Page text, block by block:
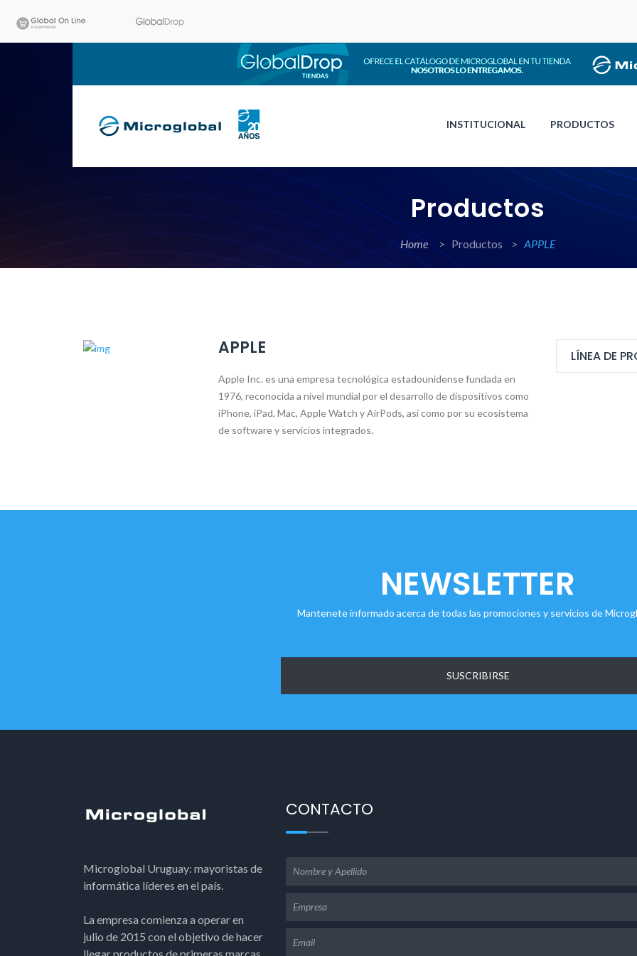
INSTITUCIONAL PRODUCTOS
Productos
Home> Productos > APPLE
APPLE
Apple Inc. es una empresa tecnológica estadounidense fundada en
1976, reconocida a nivel mundial por el desarrollo de dispositivos como
iPhone, iPad, Mac, Apple Watch y AirPods, así como por su ecosistema
de software y servicios integrados.
LÍNEA DE
NEWSLETTER
Mantenete informado acerca de todas las promociones y servicios de
SUSCRIBIRSE
Microglobal Uruguay: mayoristas de
informática líderes en el país.
La empresa comienza a operar en
julio de 2015 con el objetivo de hacer
CONTACTO